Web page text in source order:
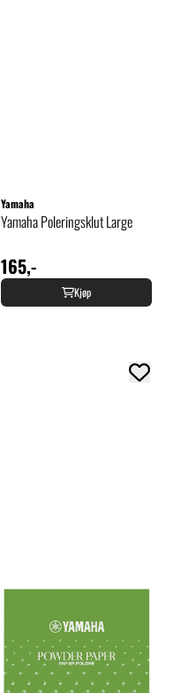
Yamaha
Yamaha Poleringsklut Large
165,-
Kjøp